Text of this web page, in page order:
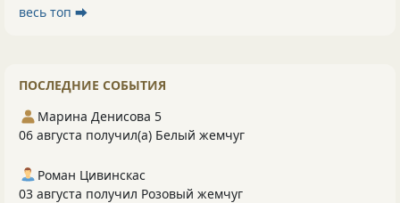
весь топ ⮕
ПОСЛЕДНИЕ СОБЫТИЯ
Марина Денисова 5
06 августа получил(а) Белый жемчуг
Роман Цивинскас
03 августа получил Розовый жемчуг